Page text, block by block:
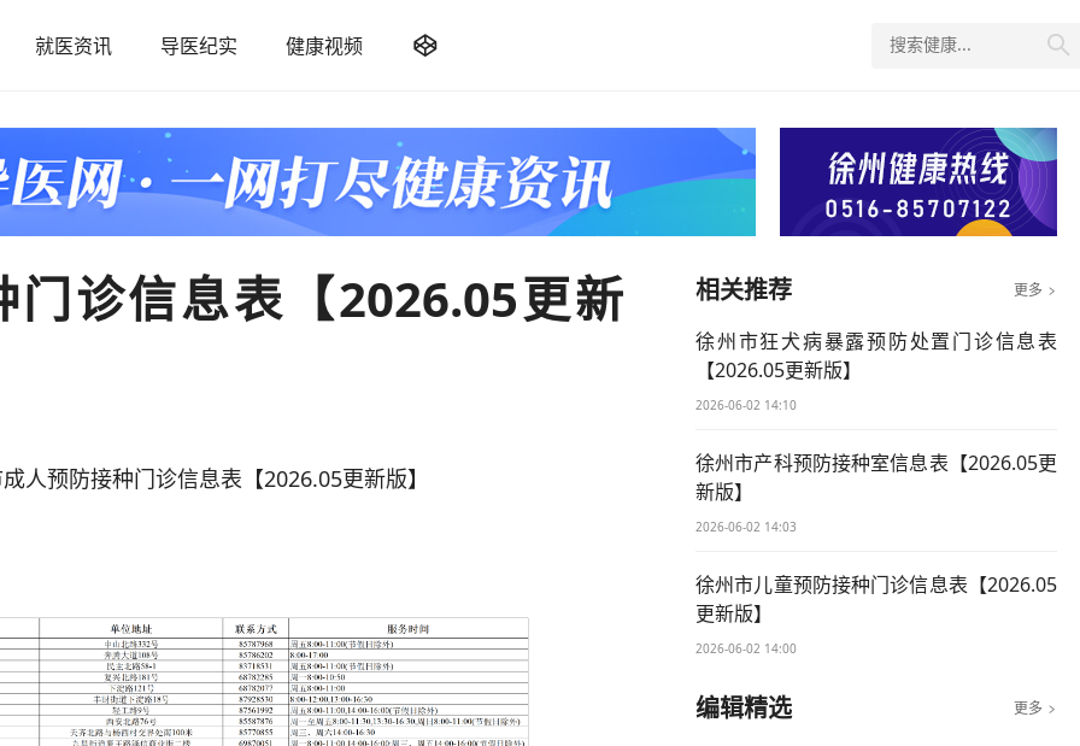
就医资讯 导医纪实 健康视频  
诊信息表【2026.05更新
预防接种门诊信息表【2026.05更新版】
相关推荐 更多 
徐州市狂犬病暴露预防处置门诊信息表
【2026.05更新版】
2026-06-02 14:10
徐州市产科预防接种室信息表【2026.05更
新版】
2026-06-02 14:03
徐州市儿童预防接种门诊信息表【2026.05
更新版】
2026-06-02 14:00
编辑精选 更多 